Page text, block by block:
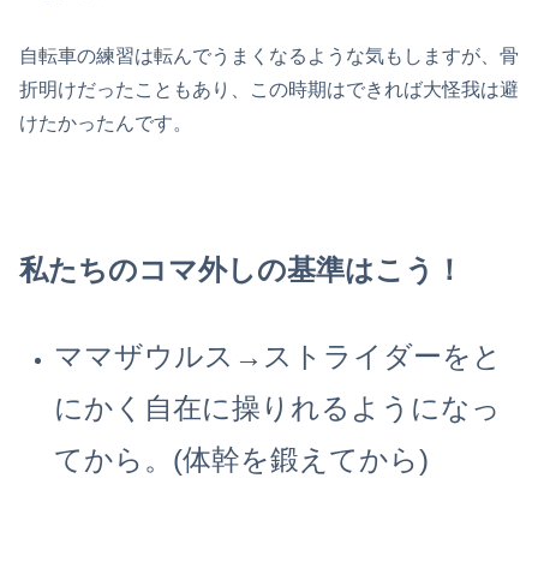
自転車の練習は転んでうまくなるような気もしますが、骨
折明けだったこともあり、この時期はできれば大怪我は避
けたかったんです。
私たちのコマ外しの基準はこう！
ママザウルス→ストライダーをと
にかく自在に操りれるようになっ
てから。(体幹を鍛えてから)